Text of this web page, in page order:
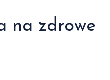
na zdrowe